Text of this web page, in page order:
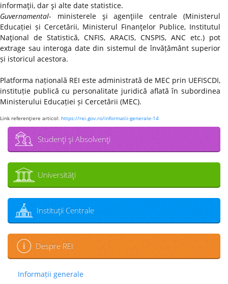
informaţii, dar şi alte date statistice.
Guvernamental- ministerele şi agenţiile centrale (Ministerul
Educației și Cercetării, Ministerul Finanţelor Publice, Institutul
Naţional de Statistică, CNFIS, ARACIS, CNSPIS, ANC etc.) pot
extrage sau interoga date din sistemul de învățământ superior
și istoricul acestora.
Platforma națională REI este administrată de MEC prin UEFISCDI,
instituție publică cu personalitate juridică aflată în subordinea
Ministerului Educației și Cercetării (MEC).
Link referenţiere articol: https://rei.gov.ro/informatii-generale-14
Studenţi şi Absolvenţi
Universităţi
Instituţii Centrale
Despre REI
Informații generale